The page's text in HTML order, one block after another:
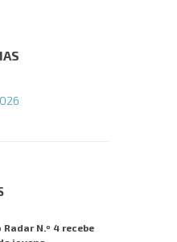
N.º 4 recebe